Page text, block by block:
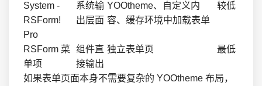
System -
RSForm!
Pro
系统输
出层面
YOOtheme、自定义内
容、缓存环境中加载表单
较低
RSForm 菜
单项
组件直
接输出
独立表单页 最低
如果表单页面本身不需要复杂的 YOOtheme 布局，